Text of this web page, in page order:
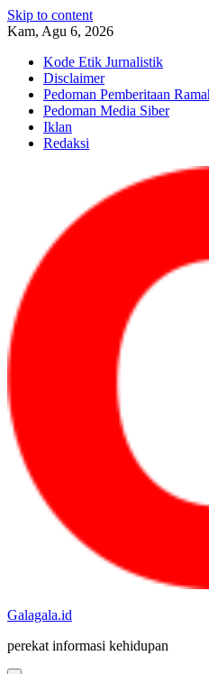
Skip to content
Kam, Agu 6, 2026
Kode Etik Jurnalistik
Disclaimer
Pedoman Pemberitaan
Pedoman Media Siber
Iklan
Redaksi
Galagala.id
perekat informasi kehidupan